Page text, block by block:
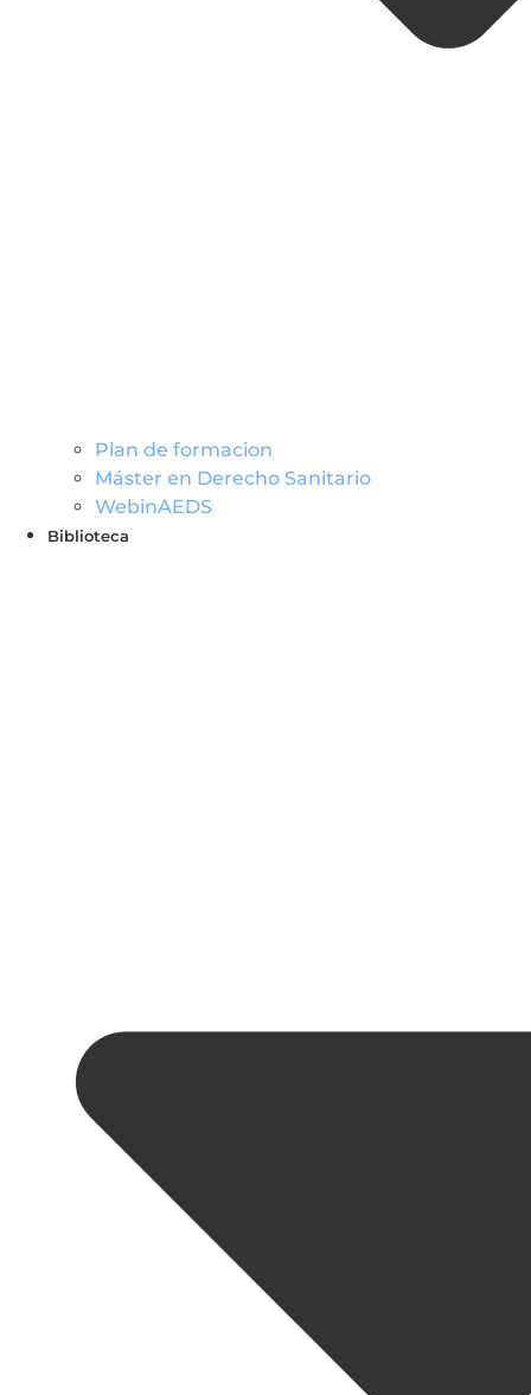
Plan de formacion
Máster en Derecho Sanitario
WebinAEDS
Biblioteca